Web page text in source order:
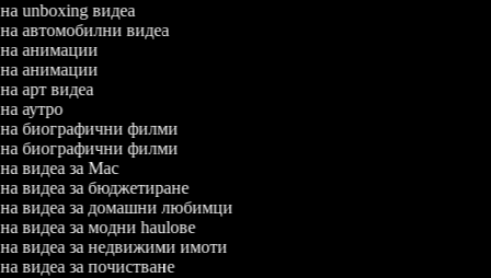
на unboxing видеа
на автомобилни видеа
на анимации
на анимации
на арт видеа
аутро
на биографични филми
на биографични филми
на видеа за Mac
на видеа за бюджетиране
на видеа за домашни любимци
на видеа за модни haulове
на видеа за недвижими имоти
на видеа за почистване